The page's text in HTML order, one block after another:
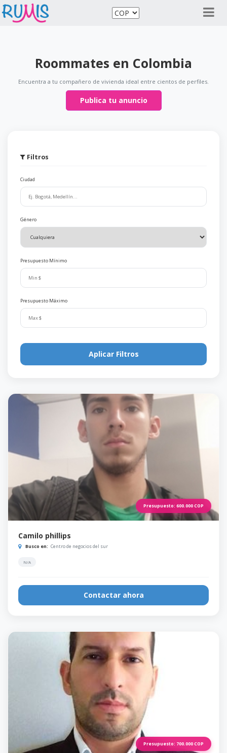
Roommates en Colombia
Encuentra a tu compañero de vivienda ideal entre cientos de perfiles.
Publica tu anuncio
Filtros
Ciudad
Género
Presupuesto Mínimo
Presupuesto Máximo
Aplicar Filtros
Presupuesto: 600.000COP
Camilo phillips
Busco en: Centro de negocios del sur
N/A
Contactar ahora
Presupuesto: 700.000COP